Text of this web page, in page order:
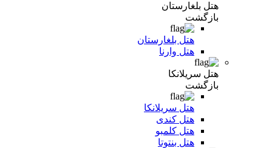
هتل بلغارستان
بازگشت
هتل بلغارستان
هتل وارنا
هتل سریلانکا
بازگشت
هتل سریلانکا
هتل کندی
هتل کلمبو
هتل بنتوتا